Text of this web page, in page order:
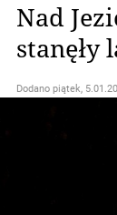
Nad
stanęły
Dodano piątek,